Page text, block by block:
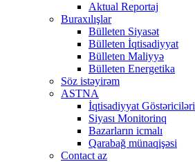
Aktual Reportaj
Buraxılışlar
Bülleten Siyasət
Bülleten İqtisadiyyat
Bülleten Maliyyə
Bülleten Energetika
Söz istəyirəm
ASTNA
İqtisadiyyat Göstəriciləri
Siyası Monitorinq
Bazarların icmalı
Qarabağ münaqişəsi
Contact az